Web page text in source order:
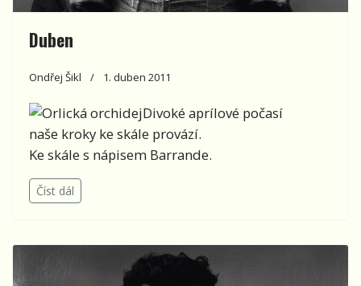
Duben
Ondřej Šikl 1. duben 2011
Divoké aprílové počasí
naše kroky ke skále provází.
Ke skále s nápisem Barrande.
Číst dál